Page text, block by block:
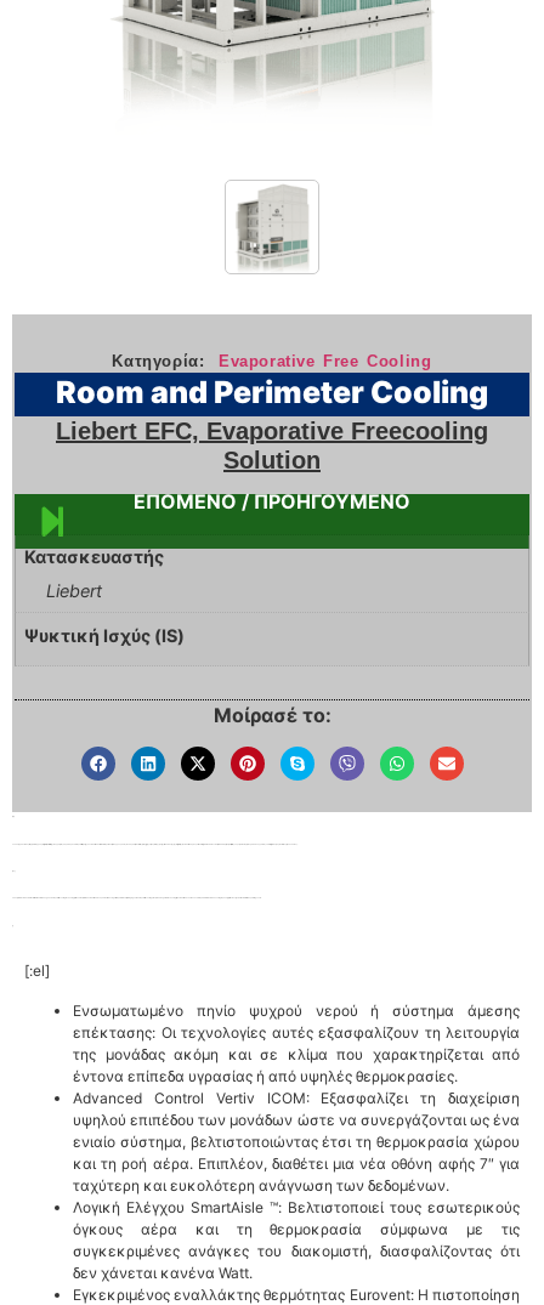
Κατηγορία: Evaporative Free Cooling
Room and Perimeter Cooling
Liebert EFC, Evaporative Freecooling
Solution
ΕΠΟΜΕΝΟ / ΠΡΟΗΓΟΥΜΕΝΟ
Μοίρασέ το:
Κατασκευαστής
Liebert
Ψυκτική Ισχύς (IS)
[:el]
Ενσωματωμένο πηνίο ψυχρού νερού ή σύστημα άμεσης
επέκτασης: Οι τεχνολογίες αυτές εξασφαλίζουν τη λειτουργία
της μονάδας ακόμη και σε κλίμα που χαρακτηρίζεται από
έντονα επίπεδα υγρασίας ή από υψηλές θερμοκρασίες.
Advanced Control Vertiv ICOM: Εξασφαλίζει τη διαχείριση
υψηλού επιπέδου των μονάδων ώστε να συνεργάζονται ως ένα
ενιαίο σύστημα, βελτιστοποιώντας έτσι τη θερμοκρασία χώρου
και τη ροή αέρα. Επιπλέον, διαθέτει μια νέα οθόνη αφής 7″ για
ταχύτερη και ευκολότερη ανάγνωση των δεδομένων.
Λογική Ελέγχου SmartAisle ™: Βελτιστοποιεί τους εσωτερικούς
όγκους αέρα και τη θερμοκρασία σύμφωνα με τις
συγκεκριμένες ανάγκες του διακομιστή, διασφαλίζοντας ότι
δεν χάνεται κανένα Watt.
Εγκεκριμένος εναλλάκτης θερμότητας Eurovent: Η πιστοποίηση